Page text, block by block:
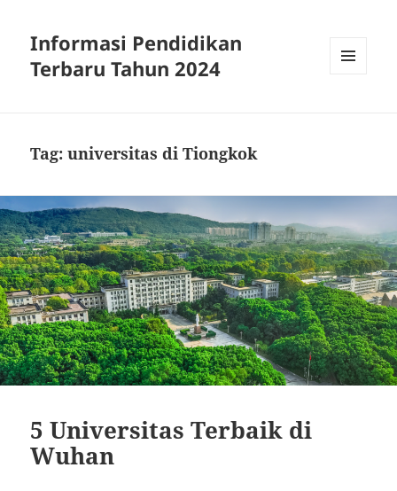
Informasi Pendidikan
Terbaru Tahun 2024
Tag:universitas di Tiongkok
5 Universitas Terbaik di
Wuhan